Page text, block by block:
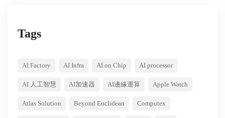
Tags
AI Factory AI Infra AI on Chip AI processor
AI 人工智慧 AI加速器 AI邊緣運算 Apple Watch
Atlas Solution Beyond Euclidean Computex